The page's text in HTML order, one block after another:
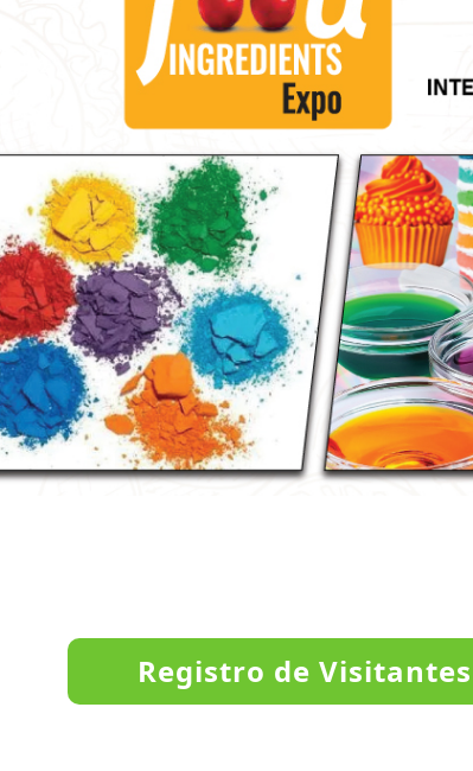
Registro de Visitantes